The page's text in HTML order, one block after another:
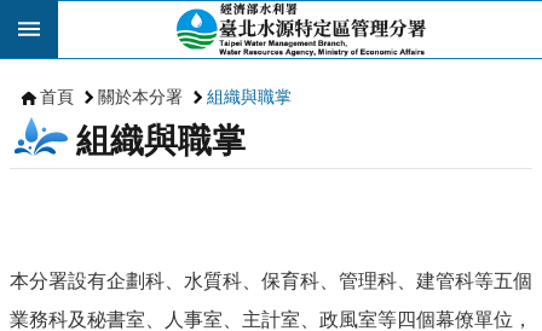
跳到主要內容區塊
首頁 關於本分署 組織與職掌
組織與職掌
本分署設有企劃科、水質科、保育科、管理科、建管科等五個
業務科及秘書室、人事室、主計室、政風室等四個幕僚單位，